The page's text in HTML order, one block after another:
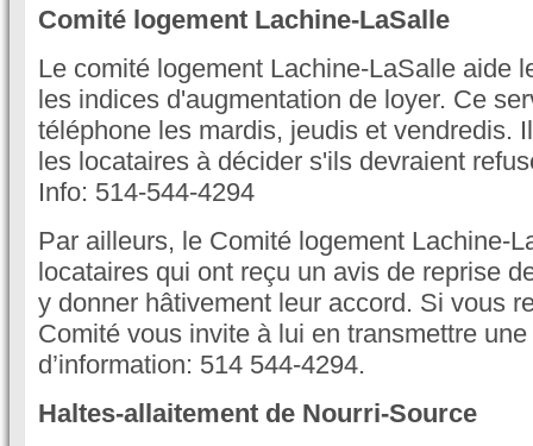
Comité logement Lachine-LaSalle
Le comité logement Lachine-LaSalle aide
les indices d'augmentation de loyer. Ce
téléphone les mardis, jeudis et vendredis.
les locataires à décider s'ils devraient
Info: 514-544-4294
Par ailleurs, le Comité logement Lachine-
locataires qui ont reçu un avis de reprise
y donner hâtivement leur accord. Si vous
Comité vous invite à lui en transmettre
d’information: 514 544-4294.
Haltes-allaitement de Nourri-Source